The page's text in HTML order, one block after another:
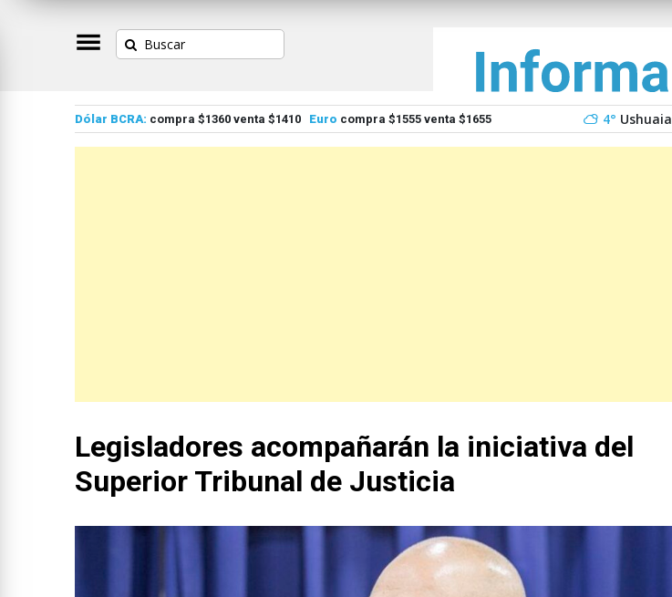
Dólar BCRA: compra $1360 venta $1410 Euro compra $1555 venta $1655 4° Ushuaia
Legisladores acompañarán la iniciativa del
Superior Tribunal de Justicia